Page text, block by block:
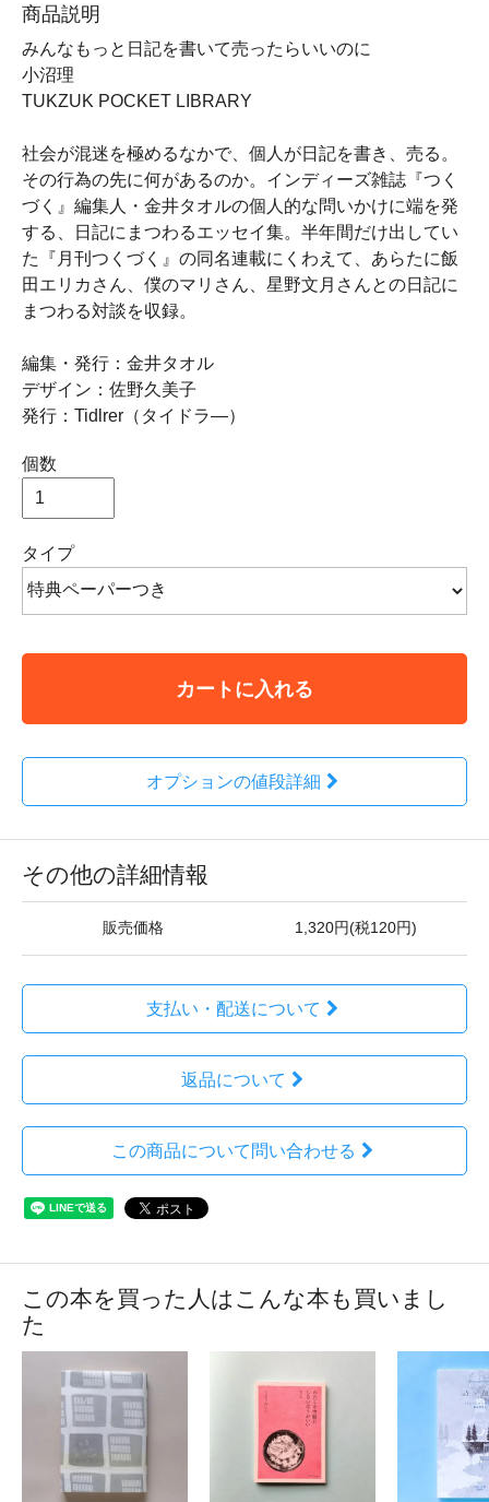
商品説明
みんなもっと日記を書いて売ったらいいのに
小沼理
TUKZUK POCKET LIBRARY
社会が混迷を極めるなかで、個人が日記を書き、売る。
その行為の先に何があるのか。インディーズ雑誌『つく
づく』編集人・金井タオルの個人的な問いかけに端を発
する、日記にまつわるエッセイ集。半年間だけ出してい
た『月刊つくづく』の同名連載にくわえて、あらたに飯
田エリカさん、僕のマリさん、星野文月さんとの日記に
まつわる対談を収録。
編集・発行：金井タオル
デザイン：佐野久美子
発行：Tidlrer（タイドラ―）
個数
タイプ
カートに入れる
オプションの値段詳細
その他の詳細情報
販売価格 1,320円(税120円)
支払い・配送について
返品について
この商品について問い合わせる
この本を買った人はこんな本も買いまし
た